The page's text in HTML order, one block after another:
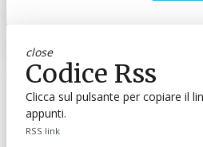
close
Codice Rss
Clicca sul pulsante per copiare il
appunti.
RSS link